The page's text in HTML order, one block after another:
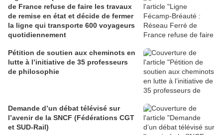
de France refuse de faire les travaux
de remise en état et décide de fermer
la ligne qui transporte 600 voyageurs
quotidiennement
Pétition de soutien aux cheminots en
lutte à l’initiative de 35 professeurs
de philosophie
Demande d’un débat télévisé sur
l’avenir de la SNCF (Fédérations CGT
et SUD-Rail)